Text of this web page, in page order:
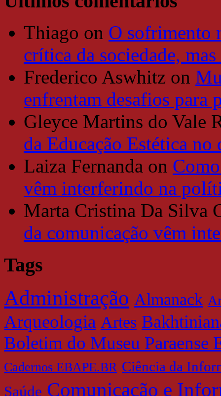
Thiago on O sofrimento
crítica da sociedade,
Frederico Aswhitz on
enfrentam desafios para
Gleyce Martins do Vale
da Educação Estética
Laiza Fernanda on
vêm interferindo na
Marta Cristina Da Silva
da comunicação vêm
Tags
Administração Almanack
Arqueologia Artes
Boletim do Museu Paraense
Cadernos EBAPE.BR Ciência da
Saúde Comunicação e